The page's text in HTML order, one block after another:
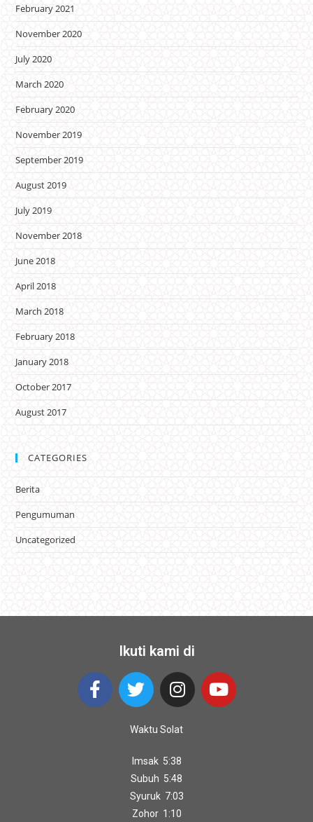
February 2021
November 2020
July 2020
March 2020
February 2020
November 2019
September 2019
August 2019
July 2019
November 2018
June 2018
April 2018
March 2018
February 2018
January 2018
October 2017
August 2017
CATEGORIES
Berita
Pengumuman
Uncategorized
Ikuti kami di
Waktu Solat
Imsak 5:38
Subuh 5:48
Syuruk 7:03
Zohor 1:10